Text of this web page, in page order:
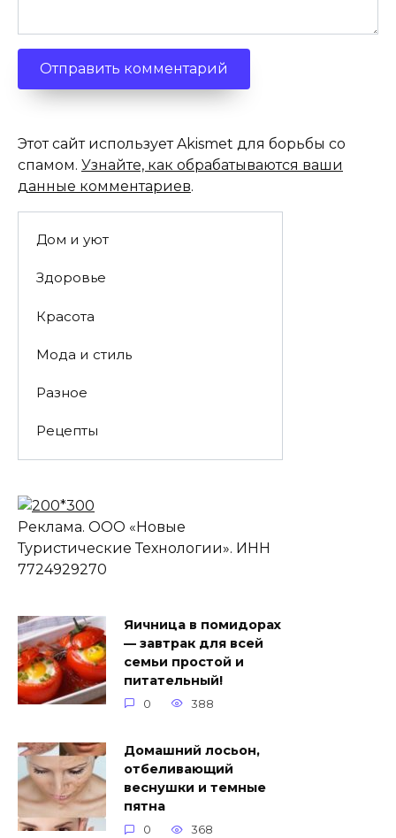
Этот сайт использует Akismet для борьбы со
спамом. Узнайте, как обрабатываются ваши
данные комментариев.
Дом и уют
Здоровье
Красота
Мода и стиль
Разное
Рецепты
Реклама. ООО «Новые
Туристические Технологии». ИНН
7724929270
Яичница в помидорах
— завтрак для всей
семьи простой и
питательный!
0 388
Домашний лосьон,
отбеливающий
веснушки и темные
пятна
0 368